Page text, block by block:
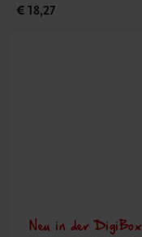
€ 18,27
Neu in der DigiBox